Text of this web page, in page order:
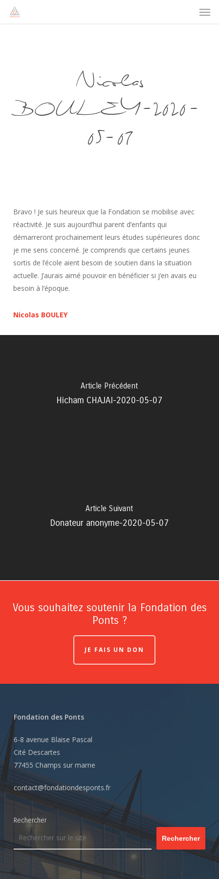
Nicolas
BOULEY-2020-
05-07
Bravo ! Je suis heureux que la Fondation se mobilise avec
réactivité. Je suis aujourd’hui parent d’enfants qui
démarreront prochainement leurs études supérieures donc
je me sens concerné. Je comprends que certains jeunes
sortis de l’école aient besoin de soutien dans la situation
actuelle. J’aurais aimé pouvoir en bénéficier si j’en avais eu
besoin à l’époque.
Nicolas BOULEY
Article Précédent
Hicham CHAJAI-2020-05-07
Article Suivant
Donateur anonyme-2020-05-07
Vous souhaitez soutenir la Fondation des
Ponts ?
JE FAIS UN DON
Fondation des Ponts
6-8 avenue Blaise Pascal
Cité Descartes
77455 Champs sur marne
contact@fondationdesponts.fr
Rechercher
Rechercher